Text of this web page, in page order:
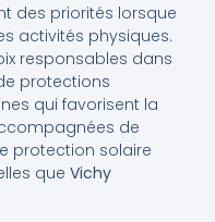
des priorités lorsque
activités physiques.
responsables dans
protections
qui favorisent la
de
protection solaire
que Vichy